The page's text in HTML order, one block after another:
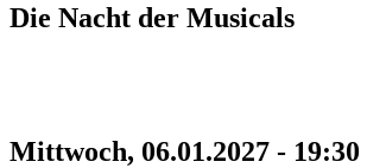
Die Nacht der Musicals
Mittwoch, 06.01.2027 -